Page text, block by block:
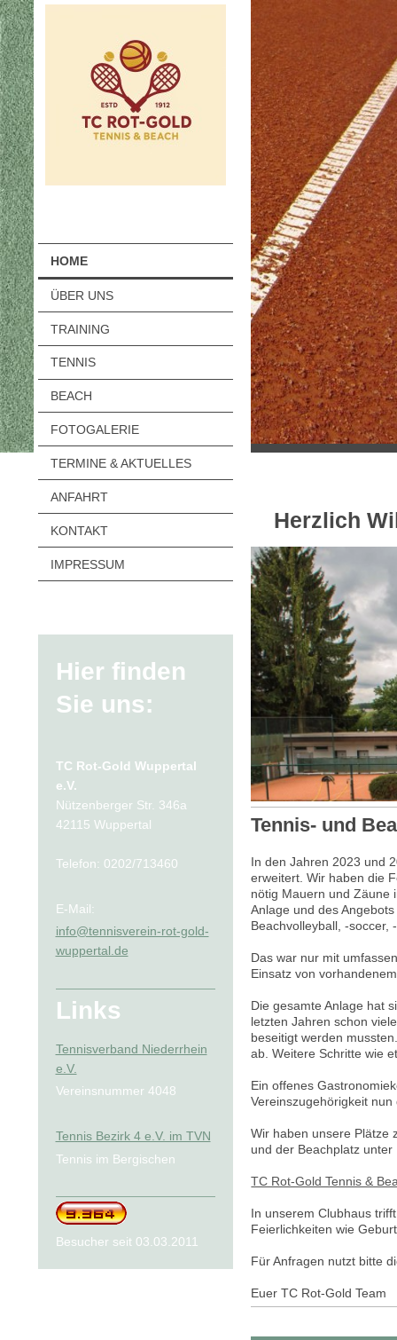
HOME
ÜBER UNS
TRAINING
TENNIS
BEACH
FOTOGALERIE
TERMINE & AKTUELLES
ANFAHRT
KONTAKT
IMPRESSUM
Hier finden
Sie uns:
TC Rot-Gold Wuppertal
e.V.
Nützenberger Str. 346a
42115 Wuppertal
Telefon: 0202/713460
E-Mail:
info@tennisverein-rot-gold-
wuppertal.de
Links
Tennisverband Niederrhein
e.V.
Vereinsnummer 4048
Tennis Bezirk 4 e.V. im TVN
Tennis im Bergischen
Besucher seit 03.03.2011
Herzlich
Tennis- und
In den Jahren 2023 und
erweitert. Wir haben die
nötig Mauern und Zäune
Anlage und des
Beachvolleyball, -soccer,
Das war nur mit
Einsatz von
Die gesamte Anlage hat
letzten Jahren schon
beseitigt werden
ab. Weitere Schritte wie
Ein offenes
Vereinszugehörigkeit
Wir haben unsere Plätze
und der Beachplatz unter
TC Rot-Gold Tennis &
In unserem Clubhaus
Feierlichkeiten wie
Für Anfragen nutzt bitte
Euer TC Rot-Gold Team